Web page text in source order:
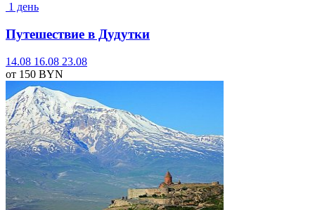
1 день
Путешествие в Дудутки
14.08 16.08 23.08
от 150 BYN